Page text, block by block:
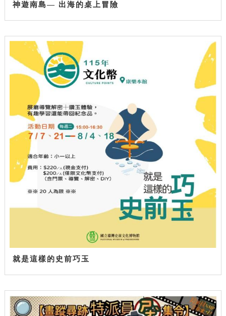
神遊南島— 出海的桌上冒險
就是這樣的史前巧玉